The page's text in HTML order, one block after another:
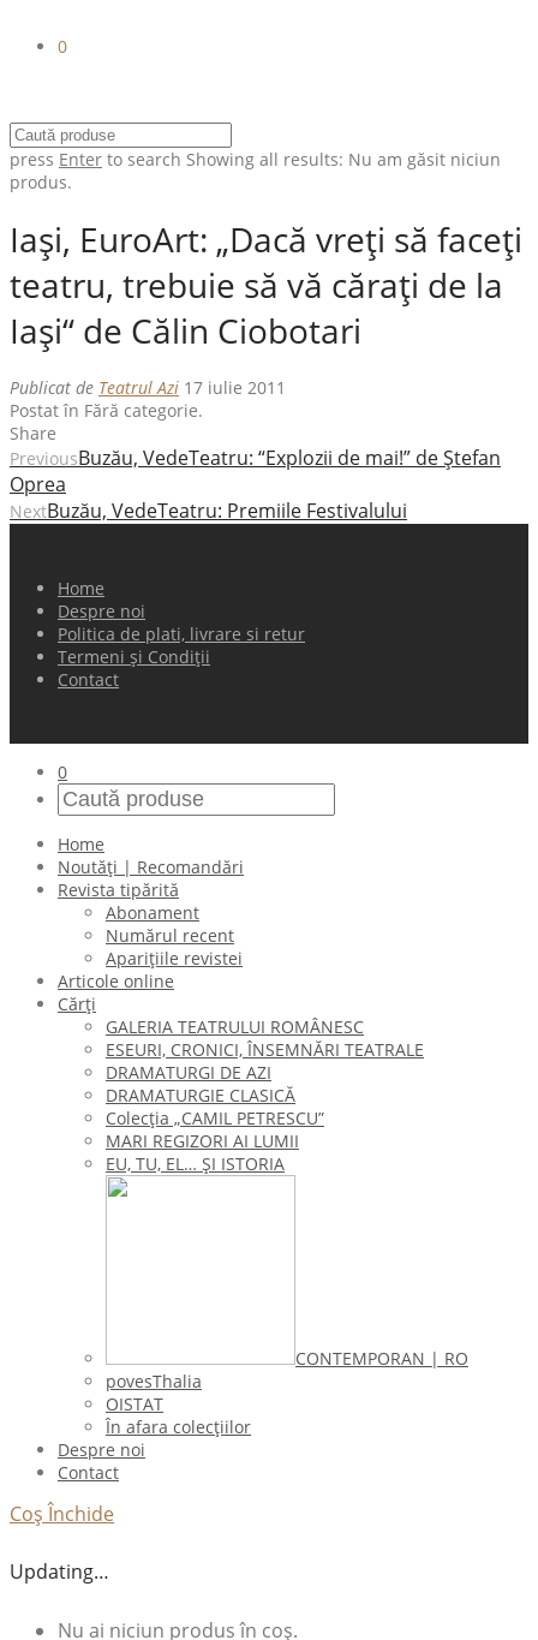
0
press Enter to search Showing all results: Nu am găsit niciun
produs.
Iaşi, EuroArt: „Dacă vreţi să faceţi
teatru, trebuie să vă căraţi de la
Iaşi“ de Călin Ciobotari
Publicat de Teatrul Azi 17 iulie 2011
Postat în Fără categorie.
Share
PreviousBuzău, VedeTeatru: “Explozii de mai!” de Ştefan
Oprea
NextBuzău, VedeTeatru: Premiile Festivalului
Home
Despre noi
Politica de plati, livrare si retur
Termeni și Condiții
Contact
0
Home
Noutăți | Recomandări
Revista tipărită
Abonament
Numărul recent
Aparițiile revistei
Articole online
Cărți
GALERIA TEATRULUI ROMÂNESC
ESEURI, CRONICI, ÎNSEMNĂRI TEATRALE
DRAMATURGI DE AZI
DRAMATURGIE CLASICĂ
Colecţia „CAMIL PETRESCU”
MARI REGIZORI AI LUMII
EU, TU, EL… ŞI ISTORIA
CONTEMPORAN | RO
povesThalia
OISTAT
În afara colecţiilor
Despre noi
Contact
Coș Închide
Updating…
Nu ai niciun produs în coș.